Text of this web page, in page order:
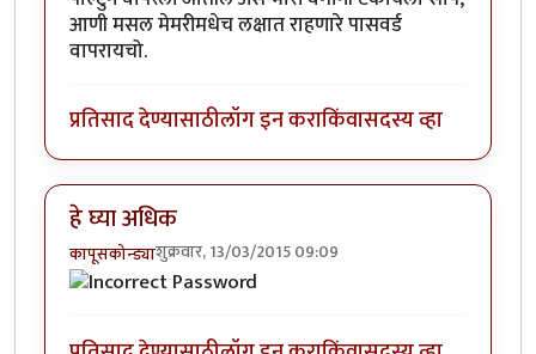
आणी मसल मेमरीमधेच लक्षात राहणारे पासवर्ड
वापरायचो.
प्रतिसाद देण्यासाठीलॉग इन कराकिंवासदस्य व्हा
हे घ्या अधिक
कापूसकोन्ड्याशुक्रवार, 13/03/2015 09:09